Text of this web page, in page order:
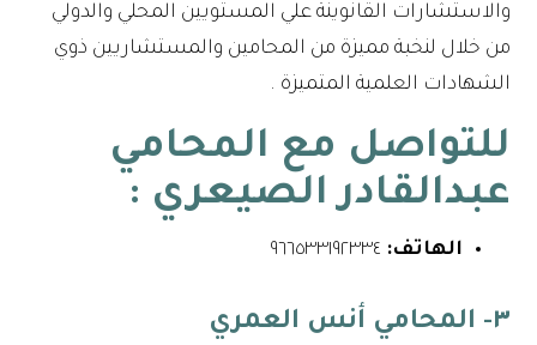
والاستشارات القانوينة علي المستويين المحلي والدولي
من خلال لنخبة مميزة من المحامين والمستشاريين ذوي
الشهادات العلمية المتميزة .
للتواصل مع المحامي
عبدالقادر الصيعري :
الهاتف:
٣- المحامي أنس العمري